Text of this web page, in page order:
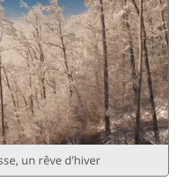
un rêve d’hiver